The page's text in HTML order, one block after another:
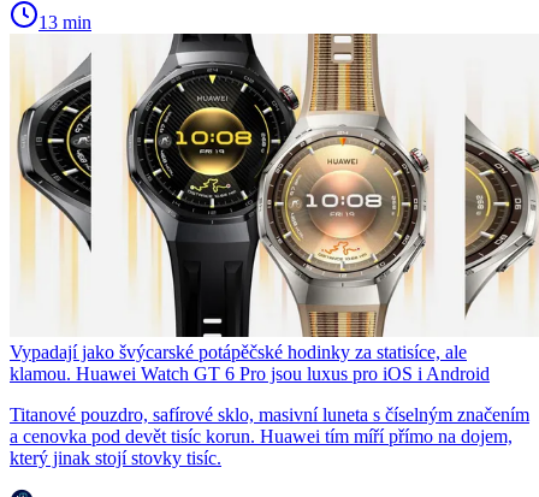
13 min
Vypadají jako švýcarské potápěčské hodinky za statisíce, ale
klamou. Huawei Watch GT 6 Pro jsou luxus pro iOS i Android
Titanové pouzdro, safírové sklo, masivní luneta s číselným značením
a cenovka pod devět tisíc korun. Huawei tím míří přímo na dojem,
který jinak stojí stovky tisíc.